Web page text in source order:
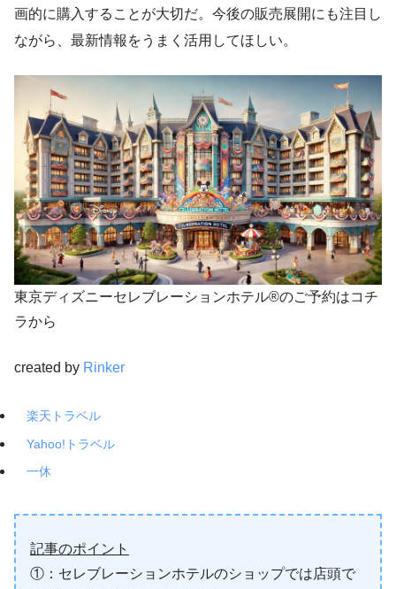
画的に購入することが大切だ。今後の販売展開にも注目し
ながら、最新情報をうまく活用してほしい。
東京ディズニーセレブレーションホテル®のご予約はコチ
ラから
created by Rinker
楽天トラベル
Yahoo!トラベル
一休
記事のポイント
①：セレブレーションホテルのショップでは店頭で